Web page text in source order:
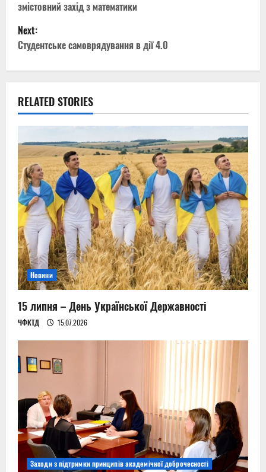
s
t
n
a
v
i
g
a
t
i
o
n
змістовний захід з математики
Next:
Студентське самоврядування в дії 4.0
RELATED STORIES
Новини
15 липня – День Української Державності
ЧФКТД 15.07.2026
Заходи з підтримки принципів академічної доброчесності